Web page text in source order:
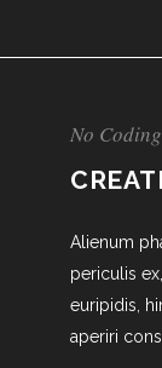
No
Alienum
periculis
euripidis,
aperiri